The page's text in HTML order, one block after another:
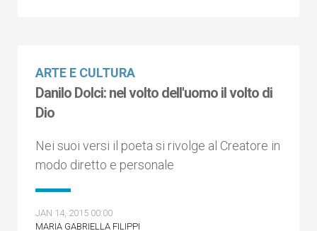
ARTE E CULTURA
Danilo Dolci: nel volto dell'uomo il volto di
Dio
Nei suoi versi il poeta si rivolge al Creatore in
modo diretto e personale
JAN 14, 2015 00:00
MARIA GABRIELLA FILIPPI